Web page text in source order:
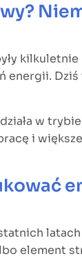
energii.
w
i
element